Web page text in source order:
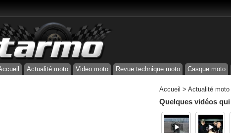
Actualité moto Video moto Revue technique moto Casque moto
Accueil > Actualité moto
Quelques vidéos